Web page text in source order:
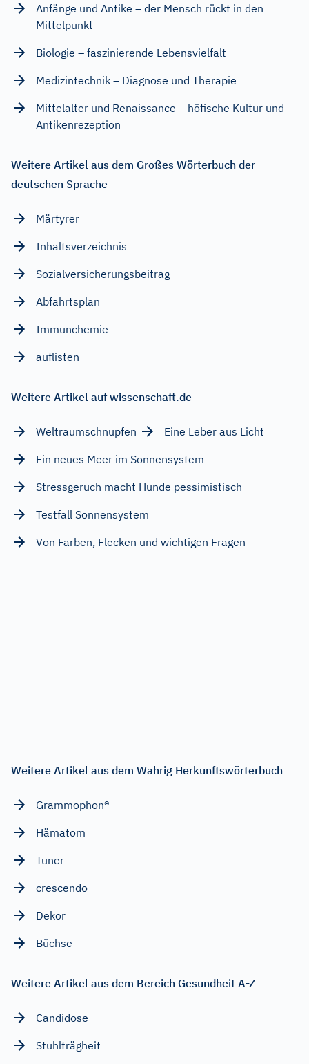
Anfänge und Antike – der Mensch rückt in den
Mittelpunkt
Biologie – faszinierende Lebensvielfalt
Medizintechnik – Diagnose und Therapie
Mittelalter und Renaissance – höfische Kultur und
Antikenrezeption
Weitere Artikel aus dem Großes Wörterbuch der
deutschen Sprache
Märtyrer
Inhaltsverzeichnis
Sozialversicherungsbeitrag
Abfahrtsplan
Immunchemie
auflisten
Weitere Artikel auf wissenschaft.de
Weltraumschnupfen
Eine Leber aus Licht
Ein neues Meer im Sonnensystem
Stressgeruch macht Hunde pessimistisch
Testfall Sonnensystem
Von Farben, Flecken und wichtigen Fragen
Weitere Artikel aus dem Wahrig Herkunftswörterbuch
Grammophon®
Hämatom
Tuner
crescendo
Dekor
Büchse
Weitere Artikel aus dem Bereich Gesundheit A-Z
Candidose
Stuhlträgheit